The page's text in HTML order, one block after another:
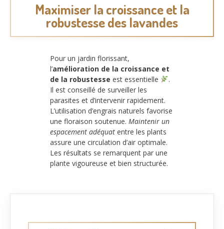
Maximiser la croissance et la
robustesse des lavandes
Pour un jardin florissant,
l’amélioration de la croissance et
de la robustesse est essentielle
.
Il est conseillé de surveiller les
parasites et d’intervenir rapidement.
L’utilisation d’engrais naturels favorise
une floraison soutenue. Maintenir un
espacement adéquat entre les plants
assure une circulation d’air optimale.
Les résultats se remarquent par une
plante vigoureuse et bien structurée.